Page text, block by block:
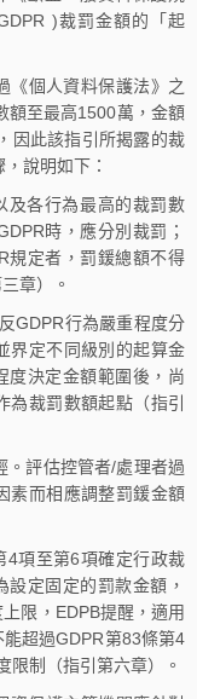
)裁罰金額的「起
《個人資料保護法》之
額至最高1500萬，金額
因此該指引所揭露的裁
說明如下：
及各行為最高的裁罰數
時，應分別裁罰；
規定者，罰鍰總額不得
章）。
GDPR行為嚴重程度分
界定不同級別的起算金
度決定金額範圍後，尚
為裁罰數額起點（指引
。評估控管者/處理者過
素而相應調整罰鍰金額
4項至第6項確定行政裁
定固定的罰款金額，
限，EDPB提醒，適用
超過GDPR第83條第4
限制（指引第六章）。